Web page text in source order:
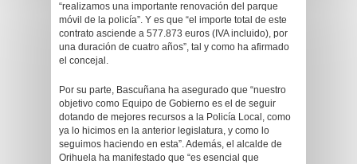
“realizamos una importante renovación del parque
móvil de la policía”. Y es que “el importe total de este
contrato asciende a 577.873 euros (IVA incluido), por
una duración de cuatro años”, tal y como ha afirmado
el concejal.
Por su parte, Bascuñana ha asegurado que “nuestro
objetivo como Equipo de Gobierno es el de seguir
dotando de mejores recursos a la Policía Local, como
ya lo hicimos en la anterior legislatura, y como lo
seguimos haciendo en esta”. Además, el alcalde de
Orihuela ha manifestado que “es esencial que